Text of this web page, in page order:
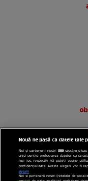
Nouă ne pasă ca datele tale
Noi și partenerii noștri589 stocăm și/
unici pentru prelucrarea datelor cu
mai jos, respectiv vă puteți opune
confidențialitate. Aceste alegeri vor fi
detalii
Noi si partenerii nostri (retelele de